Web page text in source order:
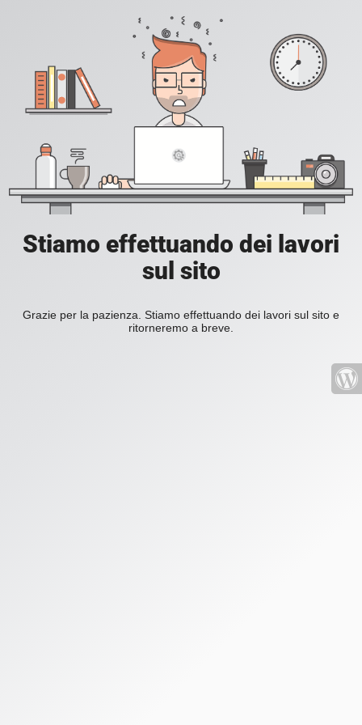
Stiamo effettuando dei lavori
sul sito
Grazie per la pazienza. Stiamo effettuando dei lavori sul sito e
ritorneremo a breve.